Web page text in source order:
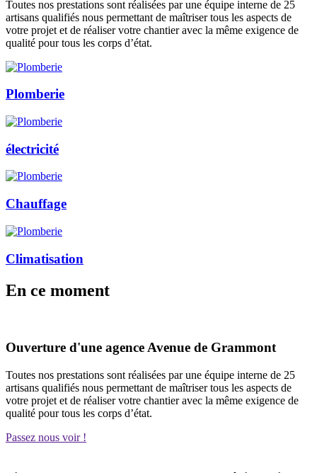
Toutes nos prestations sont réalisées par une équipe interne de 25
artisans qualifiés nous permettant de maîtriser tous les aspects de
votre projet et de réaliser votre chantier avec la même exigence de
qualité pour tous les corps d’état.
Plomberie
électricité
Chauffage
Climatisation
En ce moment
Ouverture d'une agence Avenue de Grammont
Toutes nos prestations sont réalisées par une équipe interne de 25
artisans qualifiés nous permettant de maîtriser tous les aspects de
votre projet et de réaliser votre chantier avec la même exigence de
qualité pour tous les corps d’état.
Passez nous voir !